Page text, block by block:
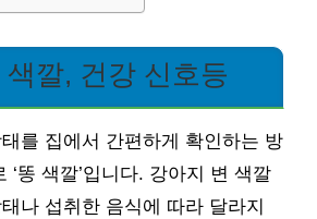
색깔, 건강 신호등
를 집에서 간편하게 확인하는 방
‘똥 색깔’입니다. 강아지 변 색깔
나 섭취한 음식에 따라 달라지